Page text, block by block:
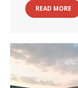
READ MORE